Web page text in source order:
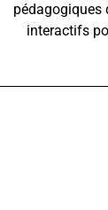
pédagogiques
interactifs